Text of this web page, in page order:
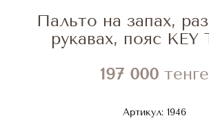
Пальто на запах,
рукавах, пояс KEY
197 000 тенге
Артикул: 1946